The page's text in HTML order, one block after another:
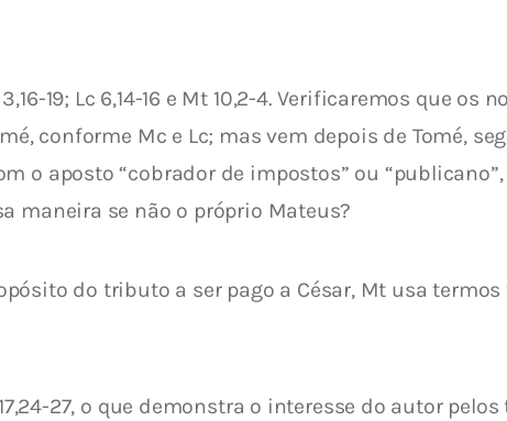
19; Lc 6,14-16 e Mt 10,2-4. Verificaremos que os
conforme Mc e Lc; mas vem depois de Tomé,
o aposto “cobrador de impostos” ou “publicano”,
maneira se não o próprio Mateus?
do tributo a ser pago a César, Mt usa
27, o que demonstra o interesse do autor